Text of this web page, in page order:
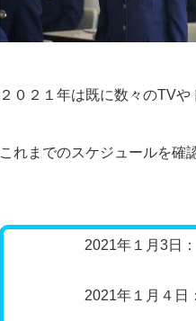
２０２１年は既に数々のTV
これまでのスケジュールを確
2021年１月3日：「
2021年１月４日：「